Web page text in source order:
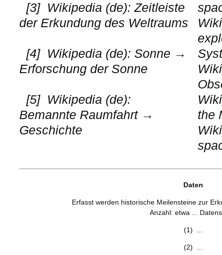
[3] Wikipedia (de): Zeitleiste
der Erkundung des Weltraums
[4] Wikipedia (de): Sonne →
Erforschung der Sonne
[5] Wikipedia (de):
Bemannte Raumfahrt →
Geschichte
the
Daten
Erfasst werden historische Meilensteine zur
Anzahl: etwa ...
(1) ...
(2) ...